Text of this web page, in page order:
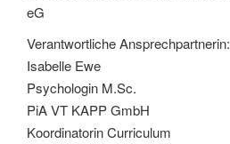
eG
Verantwortliche Ansprechpartnerin:
Isabelle Ewe
Psychologin M.Sc.
PiA VT KAPP GmbH
Koordinatorin Curriculum